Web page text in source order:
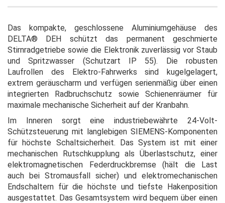
Das kompakte, geschlossene Aluminiumgehäuse des
DELTA® DEH schützt das permanent geschmierte
Stirnradgetriebe sowie die Elektronik zuverlässig vor Staub
und Spritzwasser (Schutzart IP 55). Die robusten
Laufrollen des Elektro-Fahrwerks sind kugelgelagert,
extrem geräuscharm und verfügen serienmäßig über einen
integrierten Radbruchschutz sowie Schienenräumer für
maximale mechanische Sicherheit auf der Kranbahn.
Im Inneren sorgt eine industriebewährte 24-Volt-
Schützsteuerung mit langlebigen SIEMENS-Komponenten
für höchste Schaltsicherheit. Das System ist mit einer
mechanischen Rutschkupplung als Überlastschutz, einer
elektromagnetischen Federdruckbremse (hält die Last
auch bei Stromausfall sicher) und elektromechanischen
Endschaltern für die höchste und tiefste Hakenposition
ausgestattet. Das Gesamtsystem wird bequem über einen